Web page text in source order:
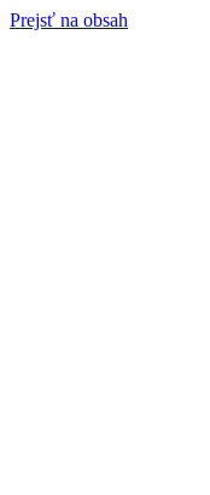
Prejsť na obsah